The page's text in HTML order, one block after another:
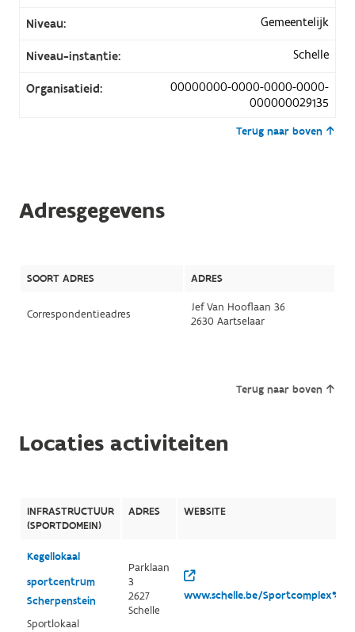
Niveau: Gemeentelijk
Niveau-instantie: Schelle
Organisatieid:
00000000-0000-0000-0000-
000000029135
Terug naar boven
Adresgegevens
SOORT ADRES ADRES
Correspondentieadres
Jef Van Hooflaan 36
2630 Aartselaar
Terug naar boven
Locaties activiteiten
INFRASTRUCTUUR
(SPORTDOMEIN)
ADRES WEBSITE
Kegellokaal
sportcentrum
Scherpenstein
Sportlokaal
Parklaan
3
2627
Schelle
www.schelle.be/